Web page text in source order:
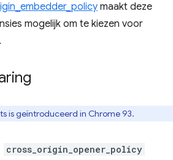
maakt deze
mogelijk om te kiezen voor
.
is geïntroduceerd in Chrome 93.
cross_origin_opener_policy